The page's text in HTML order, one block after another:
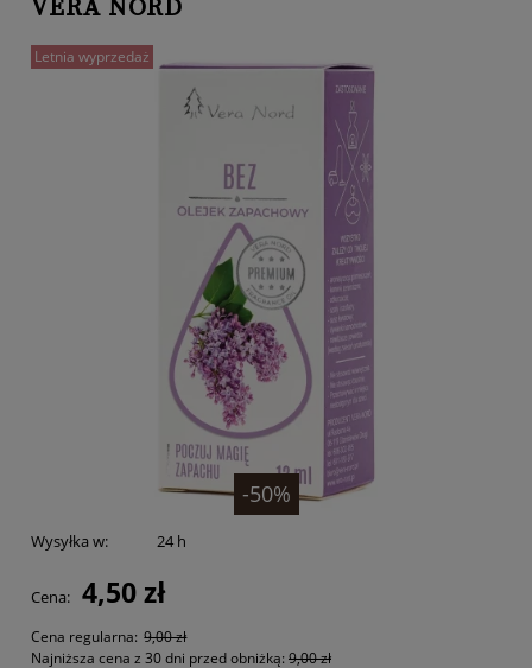
VERA NORD
Letnia wyprzedaż
-50%
Wysyłka w: 24 h
Cena: 4,50 zł
Cena regularna: 9,00 zł
Najniższa cena z 30 dni przed obniżką: 9,00 zł